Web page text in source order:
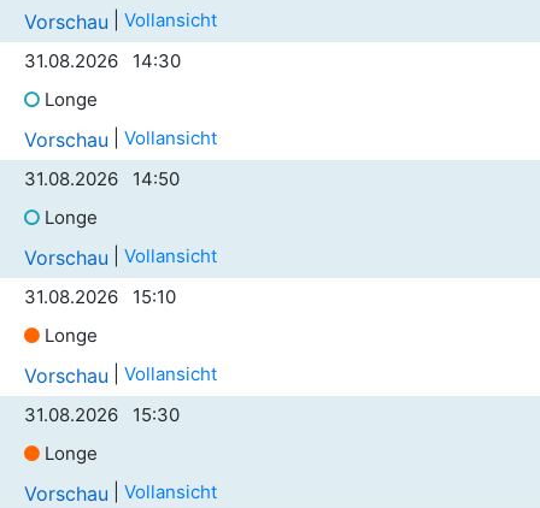
Vorschau
Vollansicht
31.08.2026 14:30
Longe
Vorschau
Vollansicht
31.08.2026 14:50
Longe
Vorschau
Vollansicht
31.08.2026 15:10
Longe
Vorschau
Vollansicht
31.08.2026 15:30
Longe
Vorschau
Vollansicht